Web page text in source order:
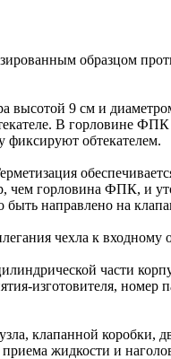
образцом
9 см и
В горловине
обтекателем.
чем горловина ФПК, и
быть направлено на
чехла к входному
части
изготовителя, номер
клапанной коробки,
приема жидкости и